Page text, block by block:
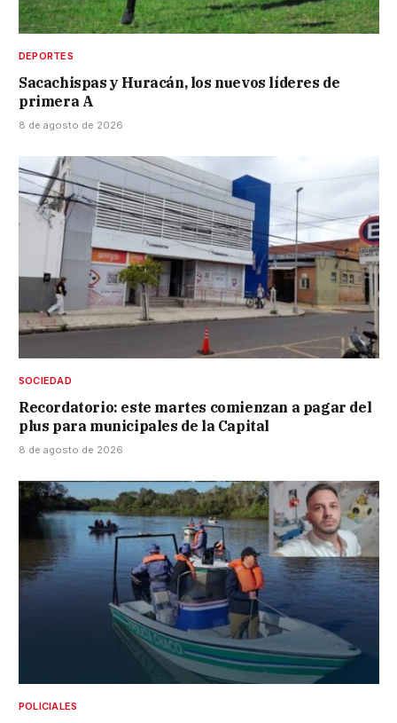
DEPORTES
Sacachispas y Huracán, los nuevos líderes de
primera A
8 de agosto de 2026
SOCIEDAD
Recordatorio: este martes comienzan a pagar del
plus para municipales de la Capital
8 de agosto de 2026
POLICIALES